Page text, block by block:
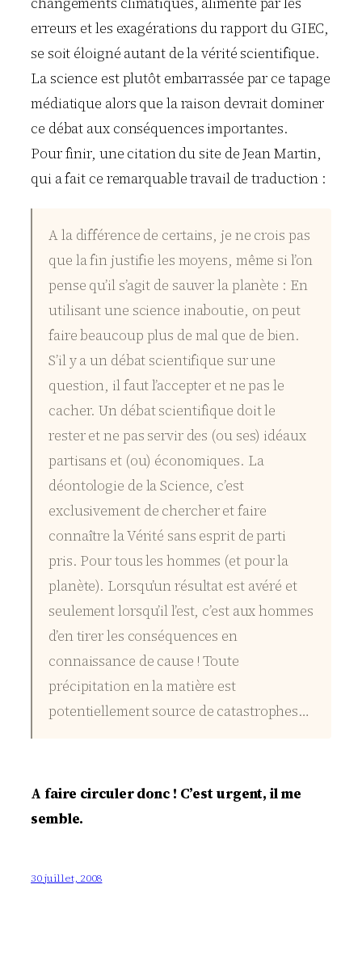
erreurs et les exagérations du rapport du GIEC,
se soit éloigné autant de la vérité scientifique.
La science est plutôt embarrassée par ce tapage
médiatique alors que la raison devrait dominer
ce débat aux conséquences importantes.
Pour finir, une citation du site de Jean Martin,
qui a fait ce remarquable travail de traduction :
A la différence de certains, je ne crois pas
que la fin justifie les moyens, même si l’on
pense qu’il s’agit de sauver la planète : En
utilisant une science inaboutie, on peut
faire beaucoup plus de mal que de bien.
S’il y a un débat scientifique sur une
question, il faut l’accepter et ne pas le
cacher. Un débat scientifique doit le
rester et ne pas servir des (ou ses) idéaux
partisans et (ou) économiques. La
déontologie de la Science, c’est
exclusivement de chercher et faire
connaître la Vérité sans esprit de parti
pris. Pour tous les hommes (et pour la
planète). Lorsqu’un résultat est avéré et
seulement lorsqu’il l’est, c’est aux hommes
d’en tirer les conséquences en
connaissance de cause ! Toute
précipitation en la matière est
potentiellement source de catastrophes…
A faire circuler donc ! C’est urgent, il me
semble.
30 juillet, 2008